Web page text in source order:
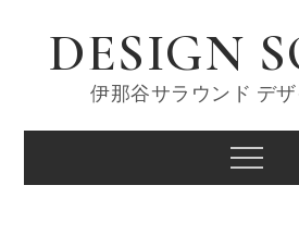
contentDESIGN
伊那谷サラウンド デ
Menu